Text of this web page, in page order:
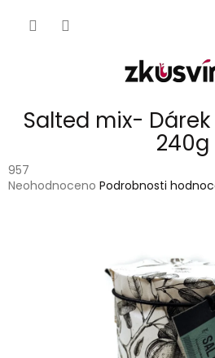
Salted mix-
240g
957
Průměrné
Neohodnoceno Podrobnosti